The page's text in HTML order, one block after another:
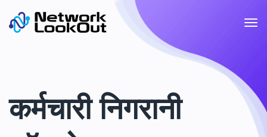
कर्मचारी निगरानी